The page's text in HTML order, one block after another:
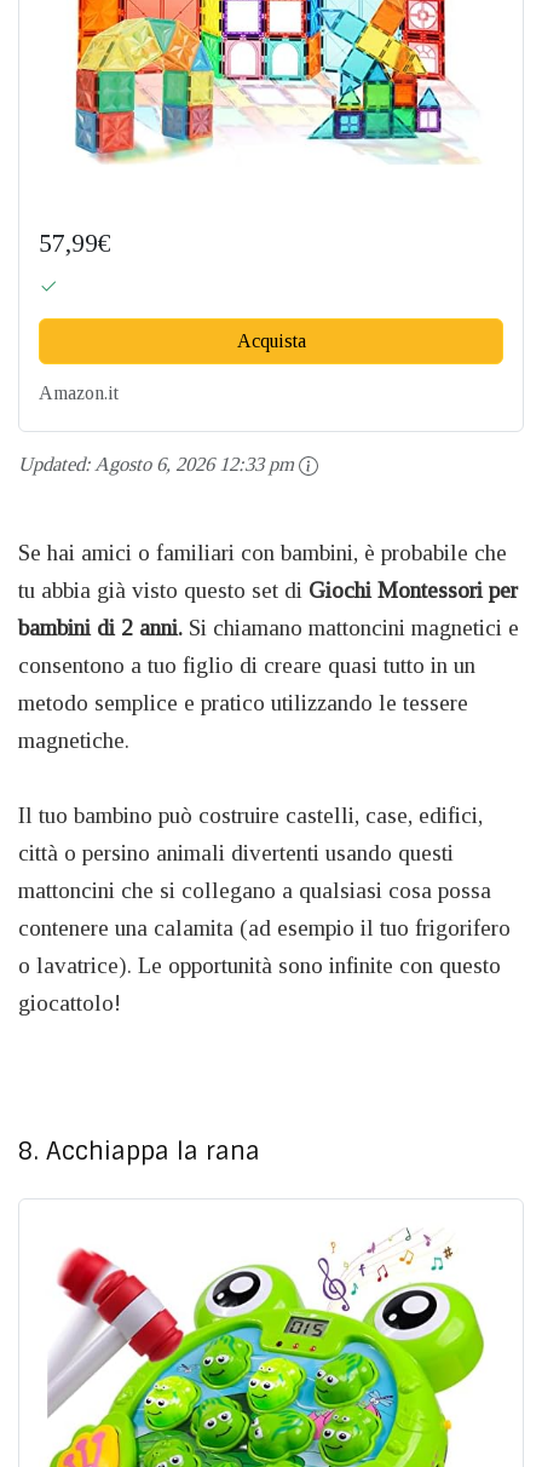
57,99€
Acquista
Amazon.it
Updated: Agosto 6, 2026 12:33 pm
Se hai amici o familiari con bambini, è probabile che
tu abbia già visto questo set di Giochi Montessori per
bambini di 2 anni. Si chiamano mattoncini magnetici e
consentono a tuo figlio di creare quasi tutto in un
metodo semplice e pratico utilizzando le tessere
magnetiche.
Il tuo bambino può costruire castelli, case, edifici,
città o persino animali divertenti usando questi
mattoncini che si collegano a qualsiasi cosa possa
contenere una calamita (ad esempio il tuo frigorifero
o lavatrice). Le opportunità sono infinite con questo
giocattolo!
8. Acchiappa la rana